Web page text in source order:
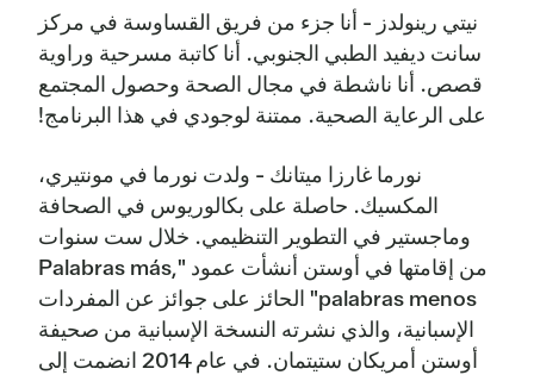
نيتي رينولدز - أنا جزء من فريق القساوسة في مركز
سانت ديفيد الطبي الجنوبي. أنا كاتبة مسرحية وراوية
قصص. أنا ناشطة في مجال الصحة وحصول المجتمع
على الرعاية الصحية. ممتنة لوجودي في هذا البرنامج!
نورما غارزا ميتانك - ولدت نورما في مونتيري،
المكسيك. حاصلة على بكالوريوس في الصحافة
وماجستير في التطوير التنظيمي. خلال ست سنوات
من إقامتها في أوستن أنشأت عمود "Palabras más,
palabras menos" الحائز على جوائز عن المفردات
الإسبانية، والذي نشرته النسخة الإسبانية من صحيفة
أوستن أمريكان ستيتمان. في عام 2014 انضمت إلى